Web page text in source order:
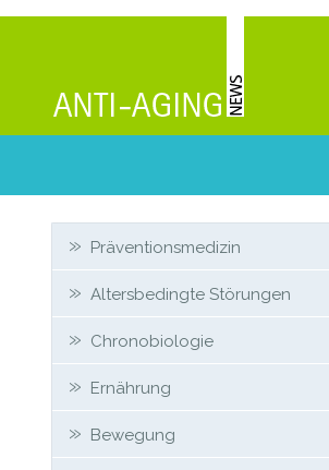
Zweit-
Sidebar
Präventionsmedizin
Altersbedingte Störungen
Chronobiologie
Ernährung
Bewegung